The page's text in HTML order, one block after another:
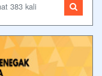
383 kali